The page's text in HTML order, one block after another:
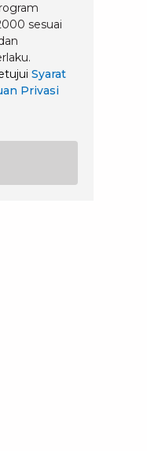
sesuai
Syarat
Privasi